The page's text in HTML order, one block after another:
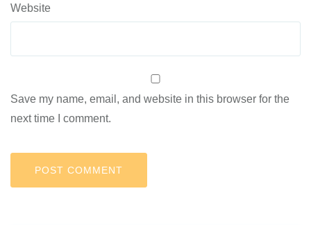
Website
Save my name, email, and website in this browser for the
next time I comment.